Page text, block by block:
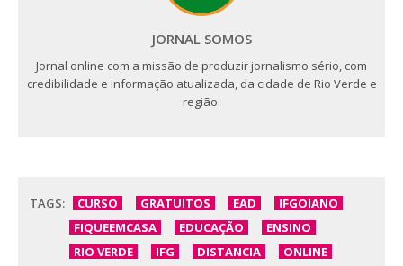
JORNAL SOMOS
Jornal online com a missão de produzir jornalismo sério, com
credibilidade e informação atualizada, da cidade de Rio Verde e
região.
TAGS: CURSO GRATUITOS EAD
IFGOIANO
FIQUEEMCASA
EDUCAÇÃO
ENSINO
RIO VERDE
IFG DISTANCIA
ONLINE